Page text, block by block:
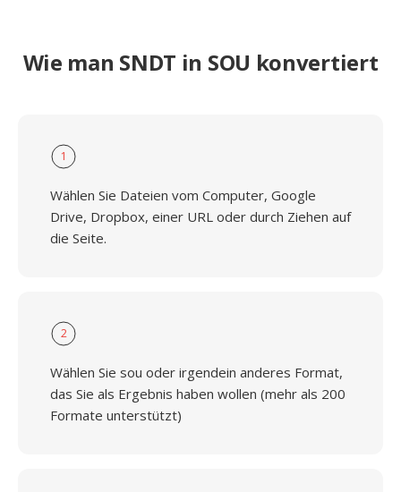
Wie man SNDT in SOU konvertiert
1
Wählen Sie Dateien vom Computer, Google
Drive, Dropbox, einer URL oder durch Ziehen auf
die Seite.
2
Wählen Sie sou oder irgendein anderes Format,
das Sie als Ergebnis haben wollen (mehr als 200
Formate unterstützt)